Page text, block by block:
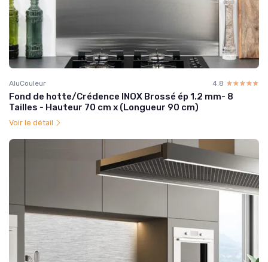
AluCouleur 4.8 ☆☆☆☆☆
★★★★★
Fond de hotte/Crédence INOX Brossé ép 1.2 mm- 8
Tailles - Hauteur 70 cm x (Longueur 90 cm)
Voir le détail